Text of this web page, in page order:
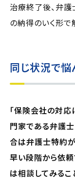
治療終了後、弁
の納得のいく形で
同じ状況で悩
「保険会社の対応
門家である弁護
合は弁護士特約が
早い段階から依頼
は相談してみるこ